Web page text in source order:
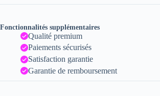
Fonctionnalités supplémentaires
Qualité premium
Paiements sécurisés
Satisfaction garantie
Garantie de remboursement